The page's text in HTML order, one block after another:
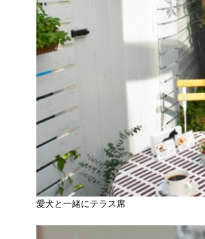
愛犬と一緒にテラス席